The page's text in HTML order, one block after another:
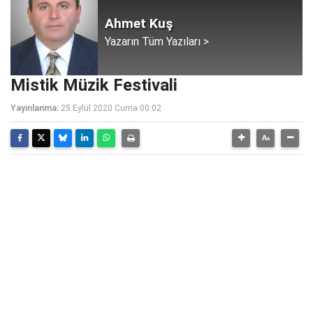
Ahmet Kuş
Yazarın Tüm Yazıları >
Mistik Müzik Festivali
Yayınlanma: 25 Eylül 2020 Cuma 00:02